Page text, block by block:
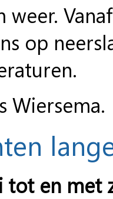
weer.
op
tot en met